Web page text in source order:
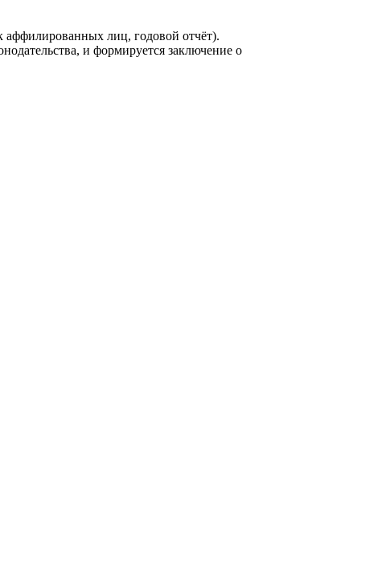
аффилированных лиц, годовой отчёт).
и формируется заключение о